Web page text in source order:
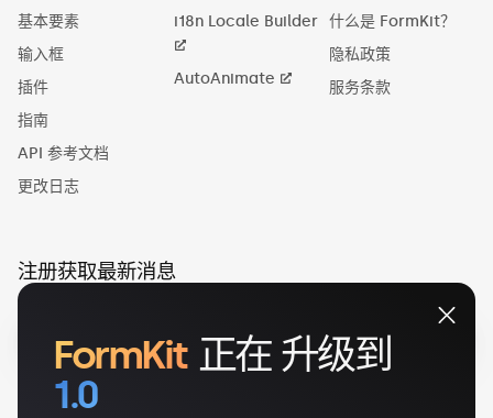
基本要素
输入框
插件
指南
API 参考文档
更改日志
i18n Locale Builder
AutoAnimate
什么是 FormKit？
隐私政策
服务条款
注册获取最新消息
FormKit 正在 升级到
1.0